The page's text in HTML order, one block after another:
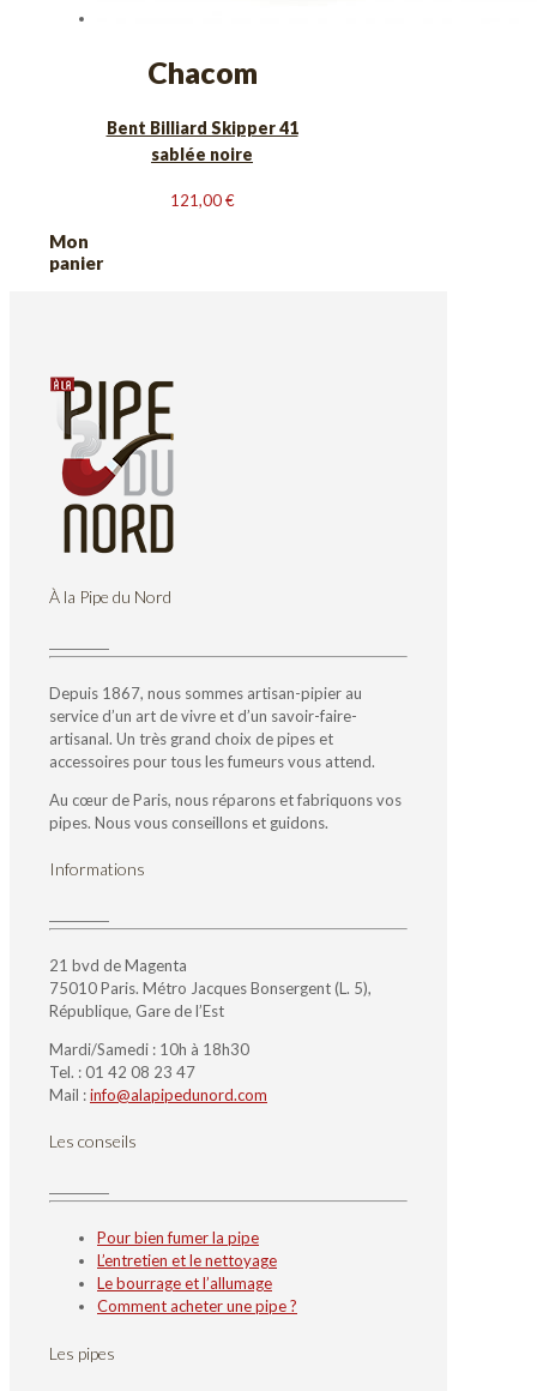
Chacom
Bent Billiard Skipper 41
sablée noire
121,00€
Mon
panier
À la Pipe du Nord
Depuis 1867, nous sommes artisan-pipier au
service d’un art de vivre et d’un savoir-faire-
artisanal. Un très grand choix de pipes et
accessoires pour tous les fumeurs vous attend.
Au cœur de Paris, nous réparons et fabriquons vos
pipes. Nous vous conseillons et guidons.
Informations
21 bvd de Magenta
75010 Paris. Métro Jacques Bonsergent (L. 5),
République, Gare de l’Est
Mardi/Samedi : 10h à 18h30
Tel. : 01 42 08 23 47
Mail :info@alapipedunord.com
Les conseils
Pour bien fumer la pipe
L’entretien et le nettoyage
Le bourrage et l’allumage
Comment acheter une pipe ?
Les pipes